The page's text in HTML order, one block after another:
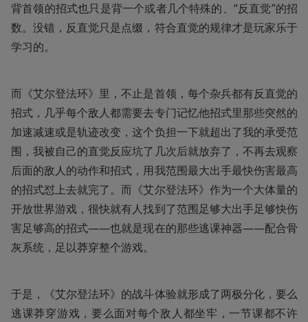
背首领的招式也只是背一个或者几个特殊的、“反直觉”的招
数。没错，反直觉只是点缀，符合直觉的规律才是玩家乐于
学习的。
而《艾尔登法环》里，不止是首领，每个杂兵都有反直觉的
招式，几乎每个敌人都需要去专门记忆他招式里那些突然的
加速减速或是轨迹改变，这个负担一下就超出了我的承受范
围，我被自己的直觉反应坑了几次后就放弃了，不再去观察
后面的敌人的动作和招式，用我范围最大出手最快伤害最高
的招式怼上去就完了。而《艾尔登法环》作为一个大体量的
开放世界游戏，很快就有人找到了范围足够大出手足够快伤
害足够高的招式——也就是现在的那些逃课神器——配合骨
灰系统，足以莽穿整个游戏。
于是，《艾尔登法环》的战斗体验就形成了两极分化，要么
逃课莽穿游戏，要么面对每个敌人都坐牢，一节课都不许